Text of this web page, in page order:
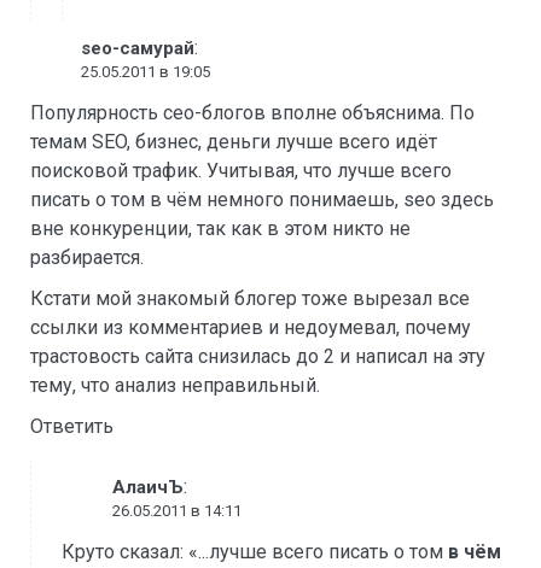
seo-самурай:
25.05.2011 в 19:05
Популярность сео-блогов вполне объяснима. По
темам SEO, бизнес, деньги лучше всего идёт
поисковой трафик. Учитывая, что лучше всего
писать о том в чём немного понимаешь, seo здесь
вне конкуренции, так как в этом никто не
разбирается.
Кстати мой знакомый блогер тоже вырезал все
ссылки из комментариев и недоумевал, почему
трастовость сайта снизилась до 2 и написал на эту
тему, что анализ неправильный.
Ответить
АлаичЪ:
26.05.2011 в 14:11
Круто сказал: «...лучше всего писать о том в чём